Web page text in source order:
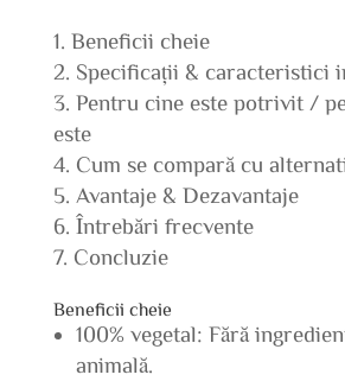
Beneficii cheie
Specificații & caracteristici
Pentru cine este potrivit /
este
Cum se compară cu
Avantaje & Dezavantaje
Întrebări frecvente
Concluzie
Beneficii cheie
100% vegetal: Fără
animală.